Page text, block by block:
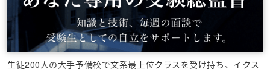
生徒200人の大手予備校で文系最上位クラスを受け持ち、イクス